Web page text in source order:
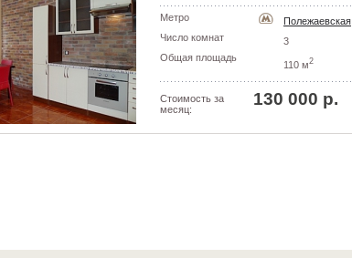
Метро
Полежаевская
Число комнат
3
Общая площадь
110 м2
Стоимость за
месяц:
130 000 р.